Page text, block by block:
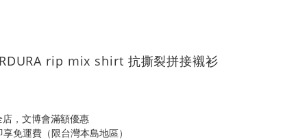
rip mix shirt 抗撕裂拼接襯衫
店，文博會滿額優惠
免運費（限台灣本島地區）